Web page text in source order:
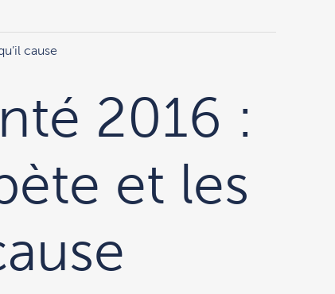
cause
2016 :
et les